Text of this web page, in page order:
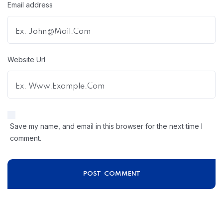
Email address
Website Url
Save my name, and email in this browser for the next time I
comment.